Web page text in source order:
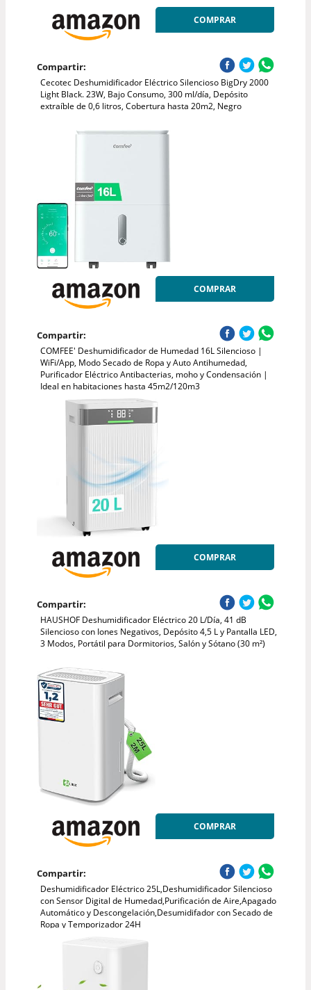
COMPRAR
Compartir:
Cecotec Deshumidificador Eléctrico Silencioso BigDry 2000
Light Black. 23W, Bajo Consumo, 300 ml/día, Depósito
extraíble de 0,6 litros, Cobertura hasta 20m2, Negro
COMPRAR
Compartir:
COMFEE' Deshumidificador de Humedad 16L Silencioso |
WiFi/App, Modo Secado de Ropa y Auto Antihumedad,
Purificador Eléctrico Antibacterias, moho y Condensación |
Ideal en habitaciones hasta 45m2/120m3
COMPRAR
Compartir:
HAUSHOF Deshumidificador Eléctrico 20 L/Día, 41 dB
Silencioso con Iones Negativos, Depósito 4,5 L y Pantalla LED,
3 Modos, Portátil para Dormitorios, Salón y Sótano (30 m²)
COMPRAR
Compartir:
Deshumidificador Eléctrico 25L,Deshumidificador Silencioso
con Sensor Digital de Humedad,Purificación de Aire,Apagado
Automático y Descongelación,Desumidifador con Secado de
Ropa y Temporizador 24H